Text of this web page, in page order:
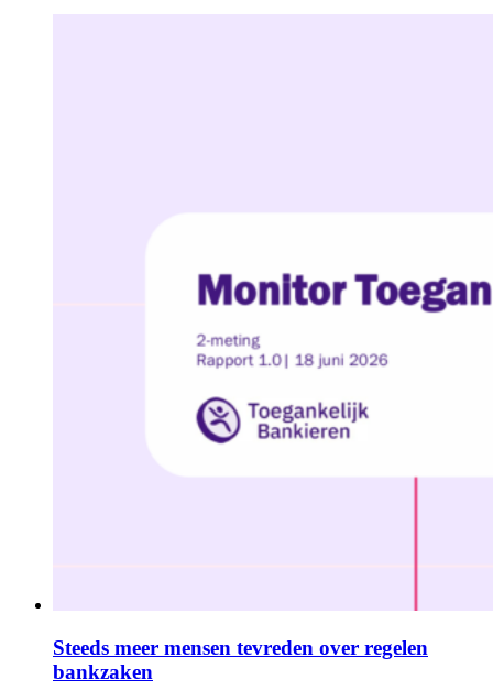
Steeds meer mensen tevreden over regelen
bankzaken